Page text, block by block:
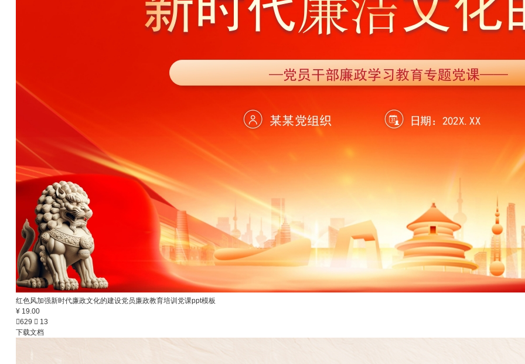
红色风加强新时代廉政文化的建设党员廉政教育培训党课ppt模板
¥ 19.00
629  13
下载文档